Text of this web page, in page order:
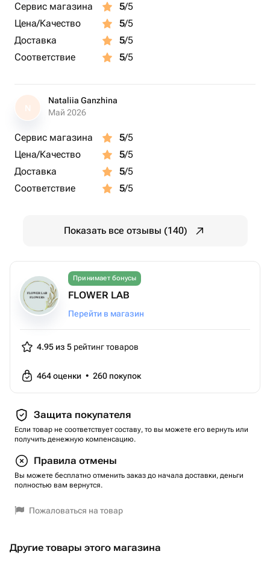
Сервис магазина 5/5
Цена/Качество
5/5
Доставка
5/5
Соответствие
5/5
N
Nataliia Ganzhina
Май 2026
Сервис магазина 5/5
Цена/Качество
5/5
Доставка
5/5
Соответствие
5/5
Показать все отзывы (140)
Принимает бонусы
FLOWER LAB
Перейти в магазин
4.95 из 5 рейтинг товаров
464оценки • 260 покупок
Защита покупателя
Если товар не соответствует составу, то вы можете его вернуть или
получить денежную компенсацию.
Правила отмены
Вы можете бесплатно отменить заказ до начала доставки, деньги
полностью вам вернутся.
Пожаловаться на товар
Другие товары этого магазина